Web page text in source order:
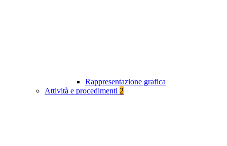
Rappresentazione grafica
Attività e procedimenti 2